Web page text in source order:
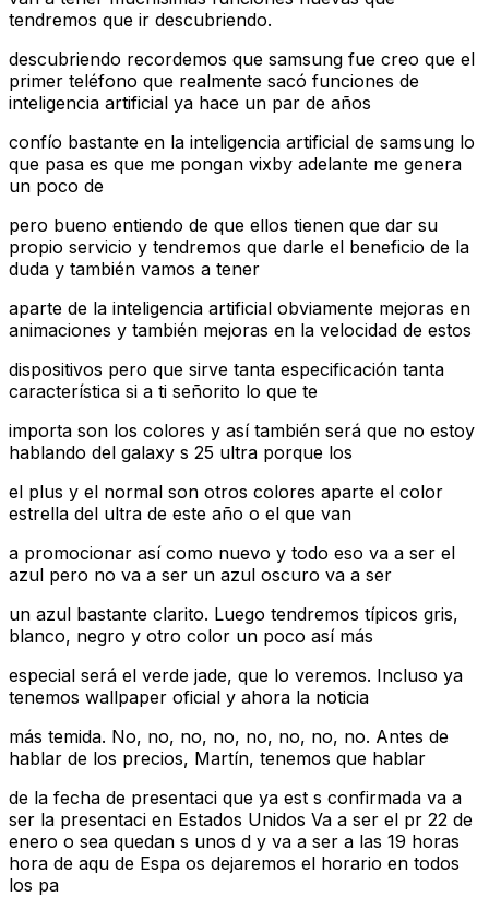
tendremos que ir descubriendo.
descubriendo recordemos que samsung fue creo que el
primer teléfono que realmente sacó funciones de
inteligencia artificial ya hace un par de años
confío bastante en la inteligencia artificial de samsung lo
que pasa es que me pongan vixby adelante me genera
un poco de
pero bueno entiendo de que ellos tienen que dar su
propio servicio y tendremos que darle el beneficio de la
duda y también vamos a tener
aparte de la inteligencia artificial obviamente mejoras en
animaciones y también mejoras en la velocidad de estos
dispositivos pero que sirve tanta especificación tanta
característica si a ti señorito lo que te
importa son los colores y así también será que no estoy
hablando del galaxy s 25 ultra porque los
el plus y el normal son otros colores aparte el color
estrella del ultra de este año o el que van
a promocionar así como nuevo y todo eso va a ser el
azul pero no va a ser un azul oscuro va a ser
un azul bastante clarito. Luego tendremos típicos gris,
blanco, negro y otro color un poco así más
especial será el verde jade, que lo veremos. Incluso ya
tenemos wallpaper oficial y ahora la noticia
más temida. No, no, no, no, no, no, no, no. Antes de
hablar de los precios, Martín, tenemos que hablar
de la fecha de presentaci que ya est s confirmada va a
ser la presentaci en Estados Unidos Va a ser el pr 22 de
enero o sea quedan s unos d y va a ser a las 19 horas
hora de aqu de Espa os dejaremos el horario en todos
los pa